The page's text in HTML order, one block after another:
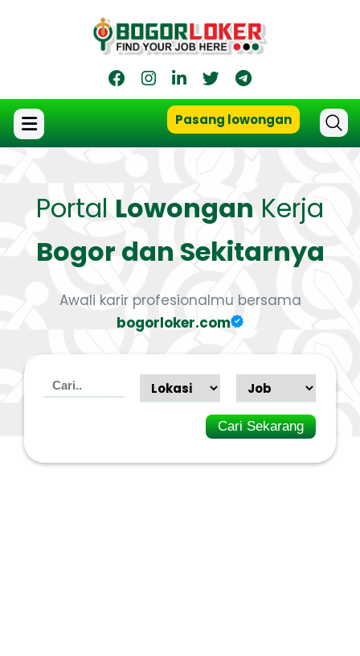
Pasang lowongan
Portal Lowongan Kerja
Bogor dan Sekitarnya
Awali karir profesionalmu bersama
bogorloker.com
Cari Sekarang